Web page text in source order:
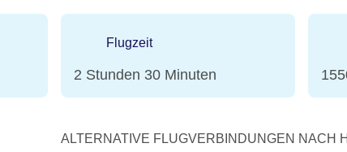
Flugzeit
2 Stunden 30 Minuten
ALTERNATIVE FLUGVERBINDUNGEN NACH